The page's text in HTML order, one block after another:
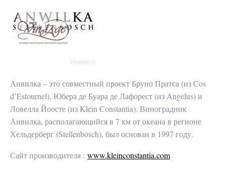
Анвилка – это совместный проект Бруно Пратса (из Cos
d’Estournel), Юбера де Буара де Лафорест (из Angelus) и
Ловелла Йоосте (из Klein Constantia). Виноградник
Анвилка, располагающийся в 7 км от океана в регионе
Хельдерберг (Stellenbosch), был основан в 1997 году.
Сайт производителя : www.kleinconstantia.com